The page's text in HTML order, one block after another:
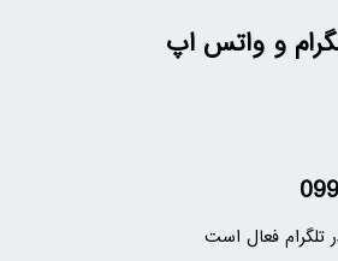
و واتس اپ
تلگرام فعال است